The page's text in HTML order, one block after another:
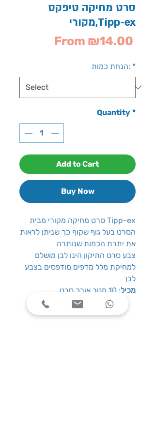
סרט מחיקה טיפקס
מקורי,Tipp-ex
From ₪14.00
הנחת כמות: *
Quantity *
Add to Cart
Buy Now
סרט מחיקה מקורי מבית Tipp-ex
הסרט בעל גוף שקוף כך שניתן לראות
את יתרת הכמות שנותרה
צבע סרט התיקון הינו לבן מושלם
למחיקת מלל מדפים מודפסים בצבע
לבן
מכיל: 10 מטר אורך סרט